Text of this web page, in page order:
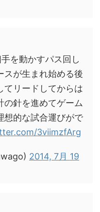
を動かすパス回し
スが生まれ始める後
てリードしてからは
の針を進めてゲーム
想的な試合運びがで
3viimzfArg
2014, 7月 19